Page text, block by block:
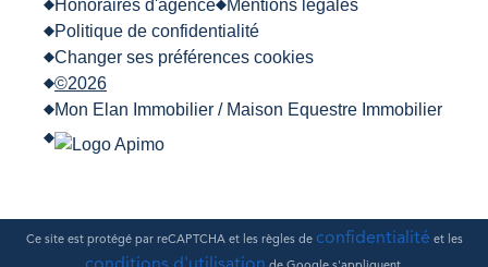
©2026
Mon Elan Immobilier / Maison Equestre Immobilier
Honoraires d'agence
Mentions légales
Politique de confidentialité
Changer ses préférences cookies
Ce site est protégé par reCAPTCHA et les règles de confidentialité et les